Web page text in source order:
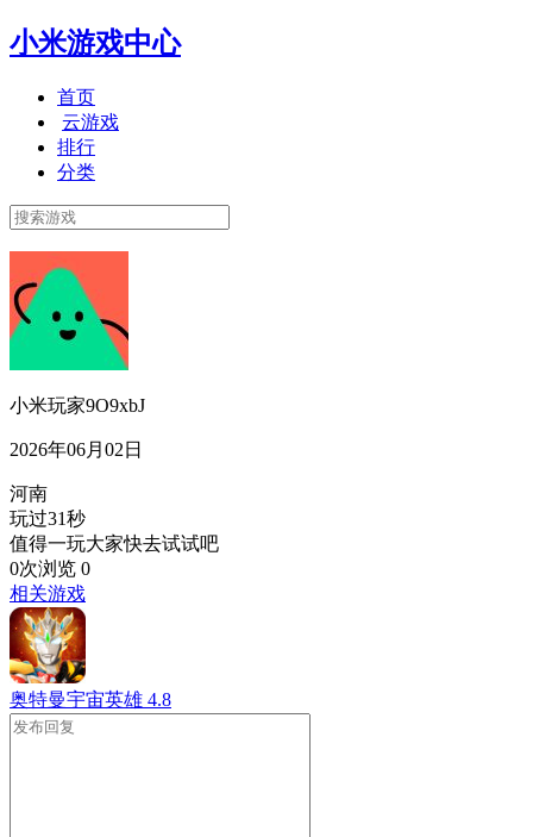
小米游戏中心
首页
云游戏
排行
分类
小米玩家9O9xbJ
2026年06月02日
河南
玩过31秒
值得一玩大家快去试试吧
0次浏览 0
相关游戏
奥特曼宇宙英雄 4.8